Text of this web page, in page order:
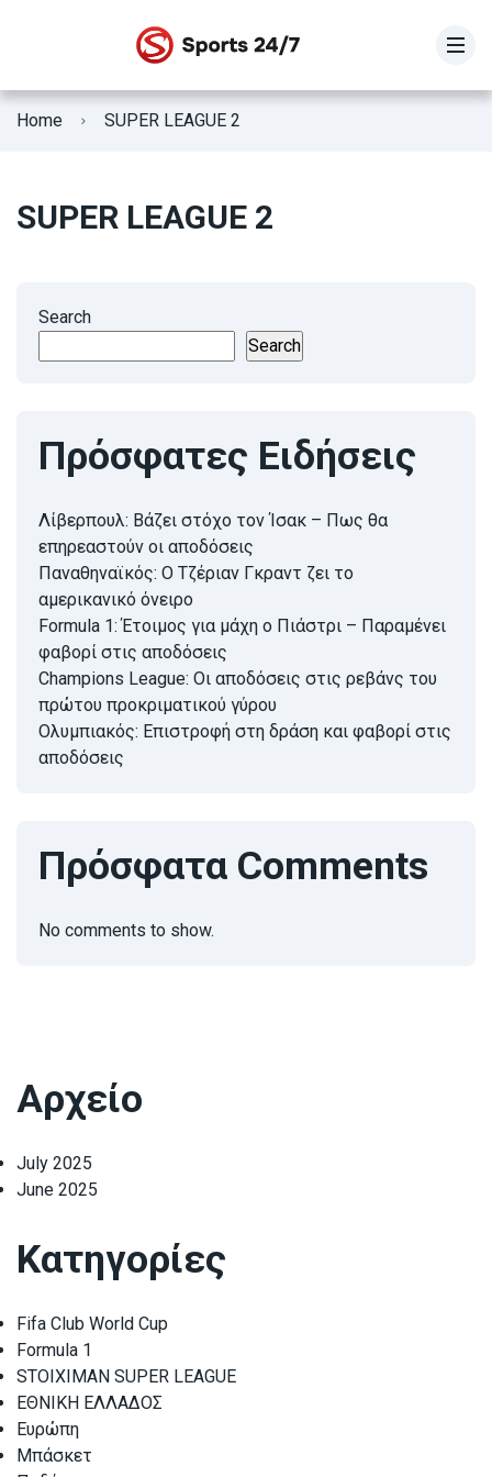
Home SUPER LEAGUE 2
SUPER LEAGUE 2
Search
Search
Πρόσφατες Ειδήσεις
Λίβερπουλ: Βάζει στόχο τον Ίσακ – Πως θα
επηρεαστούν οι αποδόσεις
Παναθηναϊκός: Ο Τζέριαν Γκραντ ζει το
αμερικανικό όνειρο
Formula 1: Έτοιμος για μάχη ο Πιάστρι – Παραμένει
φαβορί στις αποδόσεις
Champions League: Οι αποδόσεις στις ρεβάνς του
πρώτου προκριματικού γύρου
Ολυμπιακός: Επιστροφή στη δράση και φαβορί στις
αποδόσεις
Πρόσφατα Comments
No comments to show.
Αρχείο
July 2025
June 2025
Κατηγορίες
Fifa Club World Cup
Formula 1
STOIXIMAN SUPER LEAGUE
ΕΘΝΙΚΗ ΕΛΛΑΔΟΣ
Ευρώπη
Μπάσκετ
ΕΘΝΙΚΗ ΕΛΛΑΔΟΣ
Fifa Club World Cup